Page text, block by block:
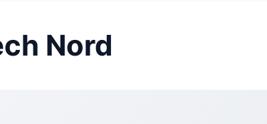
Nord